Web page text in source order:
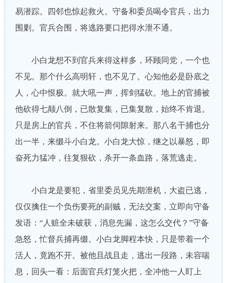
易潜踪。四邻也惊起救火。守备和委员喝令官兵，出力
围剿。官兵合围，将逃路要口把得水泄不通。
小白龙想不到官兵来得这样多，环顾同党，一个也
不见。那个什么高明轩，也不见了。心知他必是卧底之
人，心中恨极。就大吼一声，挥剑猛砍。地上的官捕被
他砍得七颠八倒，已散复集，已集复散，始终不肯退。
只是房上的官兵，不住将箭伺隙射来。那八名干捕也分
出一半，来缀斗小白龙。小白龙大惊，继之以暴怒，即
奋死力猛冲，往复狠砍，杀开一条血路，落荒逃走。
小白龙是要犯，省里委员见先期泄机，大盗已逃，
仅仅擒住一个负伤要死的副贼，无法交案，立即向守备
发语：“人赃全未破获，消息先漏，这怎么交代？”守备
急怒，忙督兵捕再缀。小白龙脚程本快，只是带着一个
活人，竟跑不开。被他且战且走，逃出一段路，未容喘
息，回头一看：后面官兵灯笼火把，全冲他一人盯上